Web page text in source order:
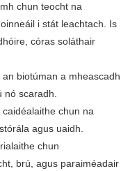
chun teocht na
i stát leachtach. Is
córas soláthair
biotúman a mheascadh
nó scaradh.
chun na
agus uaidh.
chun
brú, agus paraiméadair